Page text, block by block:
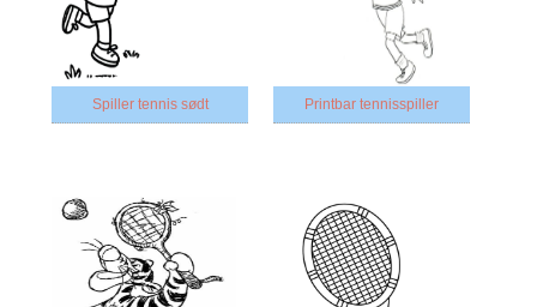
Spiller tennis sødt Printbar tennisspiller